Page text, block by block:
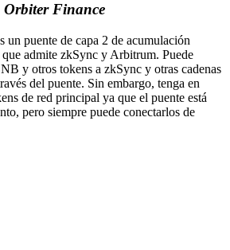
Orbiter Finance
un puente de capa 2 de acumulación
admite zkSync y Arbitrum. Puede
y otros tokens a zkSync y otras cadenas
del puente. Sin embargo, tenga en
de red principal ya que el puente está
pero siempre puede conectarlos de